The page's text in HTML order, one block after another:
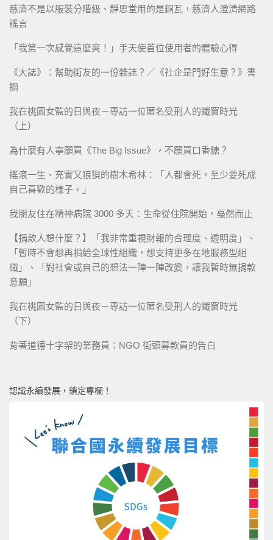
慈濟不是以服裝分階級、靜思堂用的是銅瓦，慈濟人澄清網路
謠言
「我第一次感覺這麼爽！」手天使首位使用者的體驗心得
《大誌》：幫助街友的一份雜誌？／《社企是門好生意？》書
摘
我在桃園女監的日與夜－專訪一位匿名受刑人的鐵窗時光
（上）
為什麼有人寧願買《The Big Issue》，不願買口香糖？
搖滾一生、充實又狼狽的樹木希林：「人都會死，至少要死成
自己喜歡的樣子。」
我朋友住在精神病院 3000 多天：生命從住院開始，戞然而止
【捐款人想什麼？】「我非常重視財報的合理度、透明度」、
「暫時不會想再捐給全球性組織，想支持更多在地服務型組
織」、「對社會或自己的想法一陣一陣改變，讓我暫時無捐款
意願」
我在桃園女監的日與夜－專訪一位匿名受刑人的鐵窗時光
（下）
背著道德十字架的業務員：NGO 街頭募款員的告白
認識永續發展，鎖定專欄！